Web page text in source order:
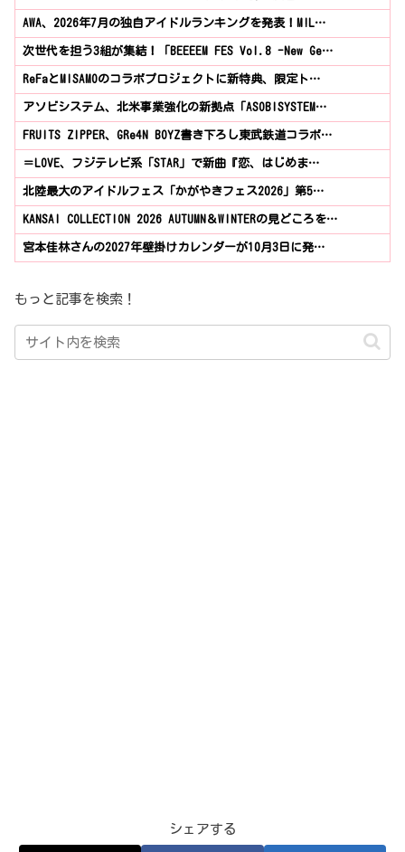
AWA、2026年7月の独自アイドルランキングを発表！M!L…
次世代を担う3組が集結！「BEEEEM FES Vol.8 -New Ge…
ReFaとMISAMOのコラボプロジェクトに新特典、限定ト…
アソビシステム、北米事業強化の新拠点「ASOBISYSTEM…
FRUITS ZIPPER、GRe4N BOYZ書き下ろし東武鉄道コラボ…
＝LOVE、フジテレビ系「STAR」で新曲『恋、はじめま…
北陸最大のアイドルフェス「かがやきフェス2026」第5…
KANSAI COLLECTION 2026 AUTUMN＆WINTERの見どころを…
宮本佳林さんの2027年壁掛けカレンダーが10月3日に発…
もっと記事を検索！
シェアする